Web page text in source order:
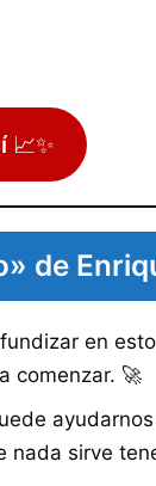
📈✨
de
en
comenzar. 🚀
nada sirve